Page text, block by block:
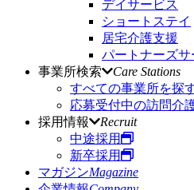
デイサービス
ショートステイ
居宅介護支援
パートナーズサ
事業所検索
Care Stations
すべての事業所を探
応募受付中の訪問介
採用情報
Recruit
中途採用
新卒採用
マガジンMagazine